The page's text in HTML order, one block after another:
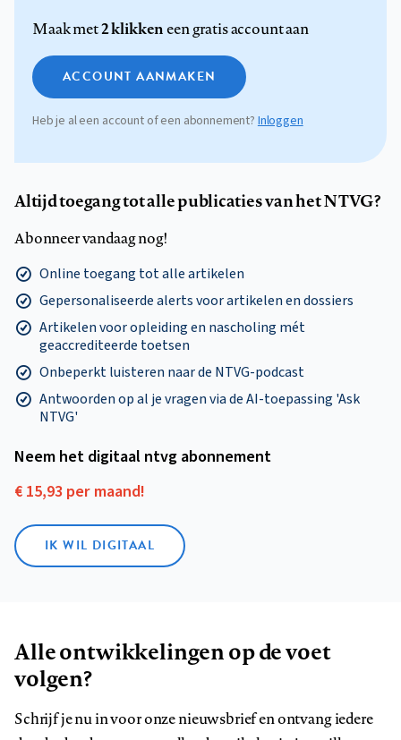
Maak met2 klikkeneen gratis account aan
ACCOUNT AANMAKEN
Heb je al een account of een abonnement? Inloggen
Altijd toegang tot alle publicaties van het NTVG?
Abonneer vandaag nog!
Online toegang tot alle artikelen
Gepersonaliseerde alerts voor artikelen en dossiers
Artikelen voor opleiding en nascholing mét
geaccrediteerde toetsen
Onbeperkt luisteren naar de NTVG-podcast
Antwoorden op al je vragen via de AI-toepassing 'Ask
NTVG'
Neem het digitaal ntvg abonnement
€ 15,93 per maand!
IK WIL DIGITAAL
Alle ontwikkelingen op de voet
volgen?
Schrijf je nu in voor onze nieuwsbrief en ontvang iedere